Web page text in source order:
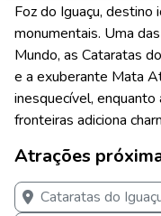
Foz do Iguaçu, destino
monumentais. Uma
Mundo, as Cataratas
e a exuberante Mata
inesquecível,
fronteiras adiciona
Atrações
Cataratas do